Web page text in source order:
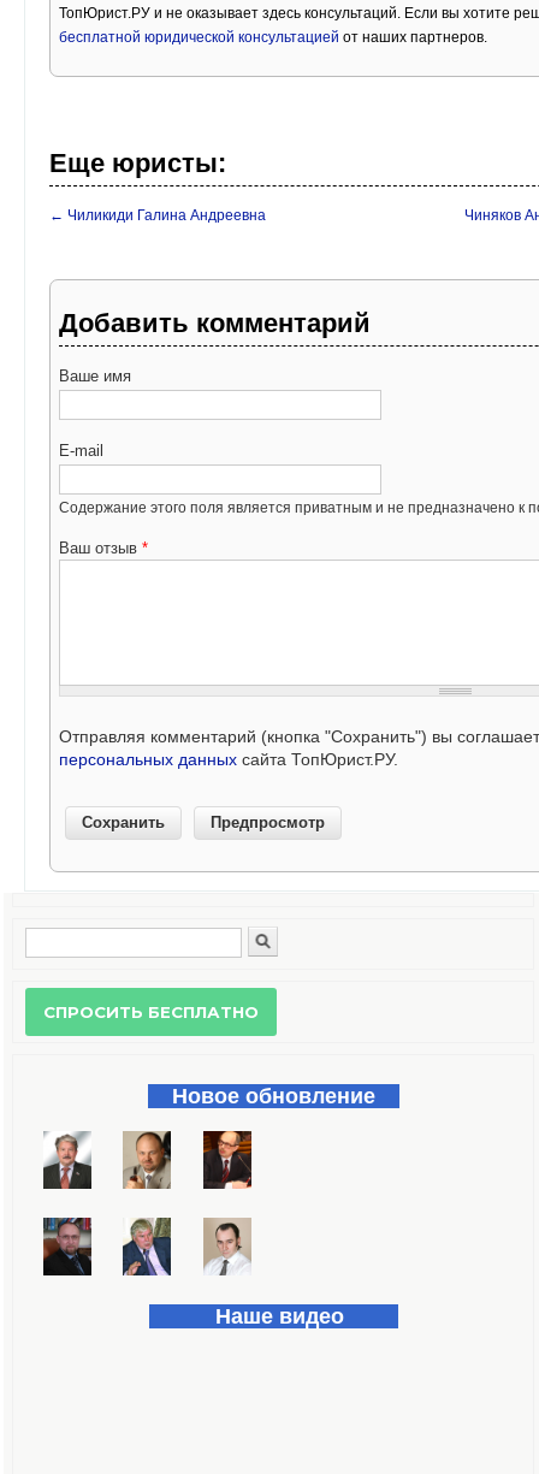
ТопЮрист.РУ и не оказывает здесь консультаций. Если вы хотите
бесплатной юридической консультацией от наших партнеров.
Еще юристы:
← Чиликиди Галина Андреевна Чиняков
Добавить комментарий
Ваше имя
E-mail
Содержание этого поля является приватным и не предназначено к
Ваш отзыв *
Отправляя комментарий (кнопка "Сохранить") вы
персональных данных сайта ТопЮрист.РУ.
Форма поиска
Новое обновление
Наше видео